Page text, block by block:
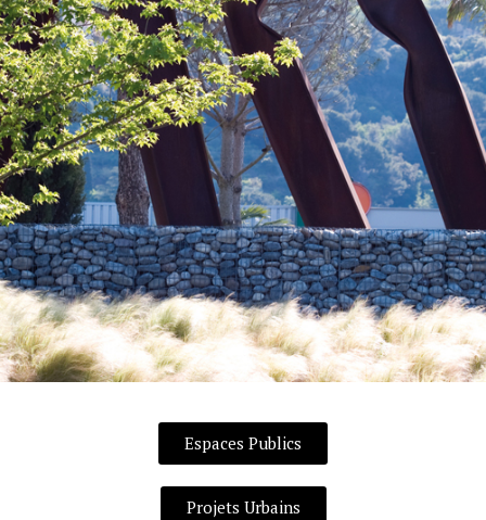
Territoires
Espaces Publics
Projets Urbains